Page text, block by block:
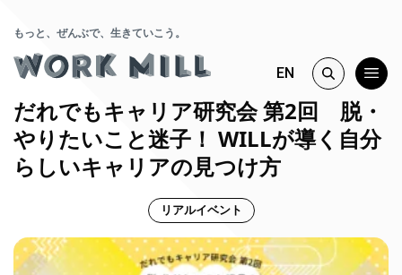
もっと、ぜんぶで、生きていこう。
EN
だれでもキャリア研究会 第2回 脱・
やりたいこと迷子！ WILLが導く自分
らしいキャリアの見つけ方
リアルイベント